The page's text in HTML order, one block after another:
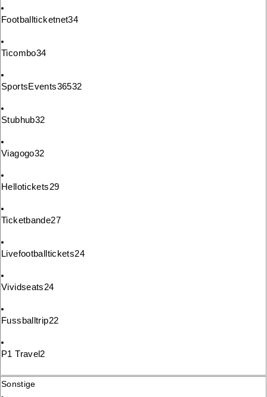
Footballticketnet34
Ticombo34
SportsEvents36532
Stubhub32
Viagogo32
Hellotickets29
Ticketbande27
Livefootballtickets24
Vividseats24
Fussballtrip22
P1 Travel2
Sonstige